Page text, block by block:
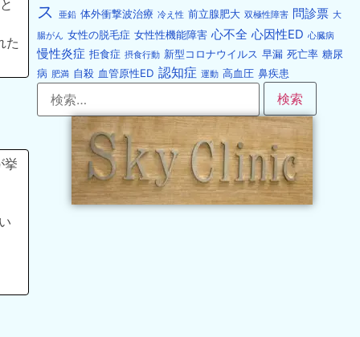
た
挙
ス
亜鉛 体外衝撃波治療 冷え性 前立腺肥大 双極性障害 問診票 大
腸がん 女性の脱毛症 女性性機能障害 心不全 心因性ED 心臓病
慢性炎症 拒食症 摂食行動 新型コロナウイルス 早漏 死亡率 糖尿
病 肥満 自殺 血管原性ED 認知症 運動 高血圧 鼻疾患